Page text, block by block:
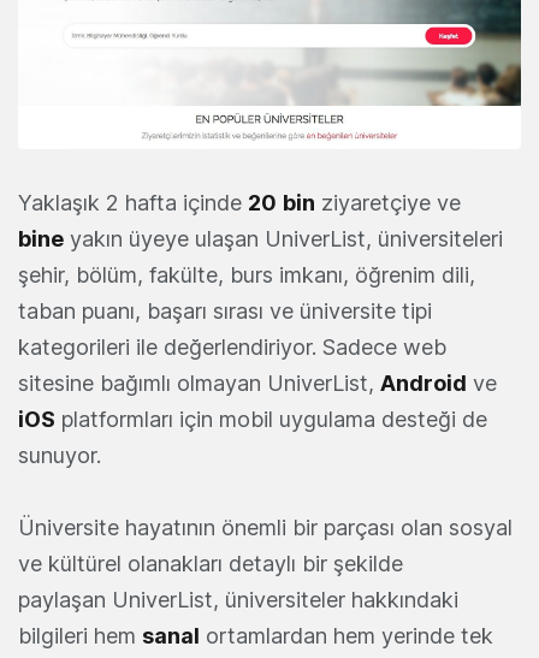
Yaklaşık 2 hafta içinde 20 bin ziyaretçiye ve
bine yakın üyeye ulaşan UniverList, üniversiteleri
şehir, bölüm, fakülte, burs imkanı, öğrenim dili,
taban puanı, başarı sırası ve üniversite tipi
kategorileri ile değerlendiriyor. Sadece web
sitesine bağımlı olmayan UniverList, Android ve
iOS platformları için mobil uygulama desteği de
sunuyor.
Üniversite hayatının önemli bir parçası olan sosyal
ve kültürel olanakları detaylı bir şekilde
paylaşan UniverList, üniversiteler hakkındaki
bilgileri hem sanal ortamlardan hem yerinde tek